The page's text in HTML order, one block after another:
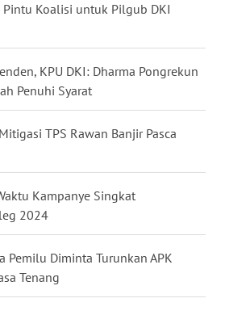
Pintu Koalisi untuk Pilgub DKI
KPU DKI: Dharma Pongrekun
Penuhi Syarat
TPS Rawan Banjir Pasca
Kampanye Singkat
2024
Pemilu Diminta Turunkan APK
Tenang